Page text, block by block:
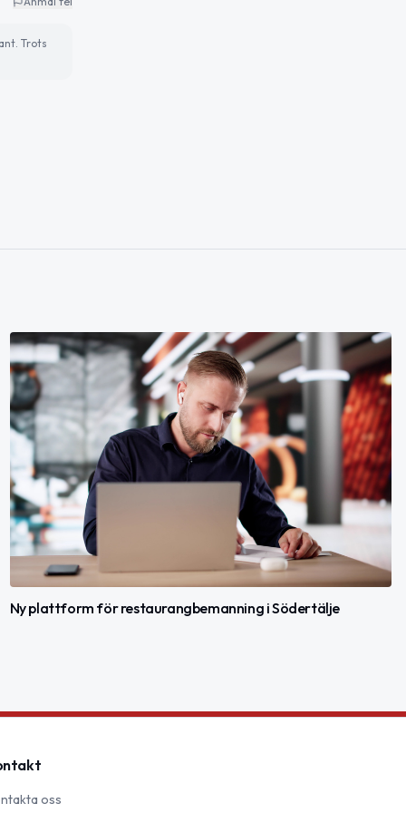
Trots
Ny plattform för restaurangbemanning i Södertälje
oss